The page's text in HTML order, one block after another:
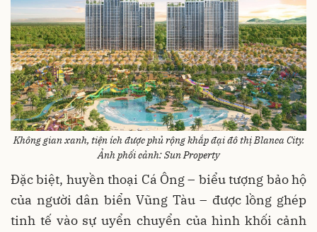
Không gian xanh, tiện ích được phủ rộng khắp đại đô thị Blanca City.
Ảnh phối cảnh: Sun Property
Đặc biệt, huyền thoại Cá Ông – biểu tượng bảo hộ
của người dân biển Vũng Tàu – được lồng ghép
tinh tế vào sự uyển chuyển của hình khối cảnh